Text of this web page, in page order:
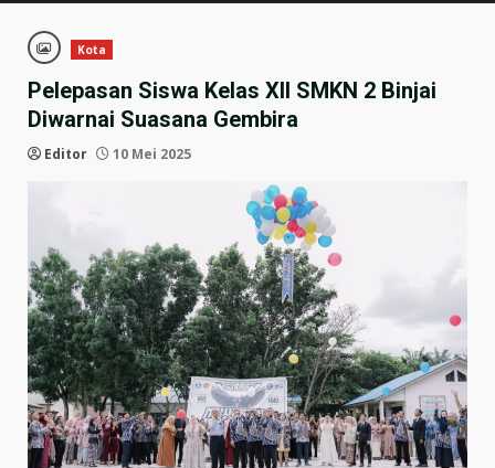
Kota
Pelepasan Siswa Kelas XII SMKN 2 Binjai
Diwarnai Suasana Gembira
Editor 10 Mei 2025